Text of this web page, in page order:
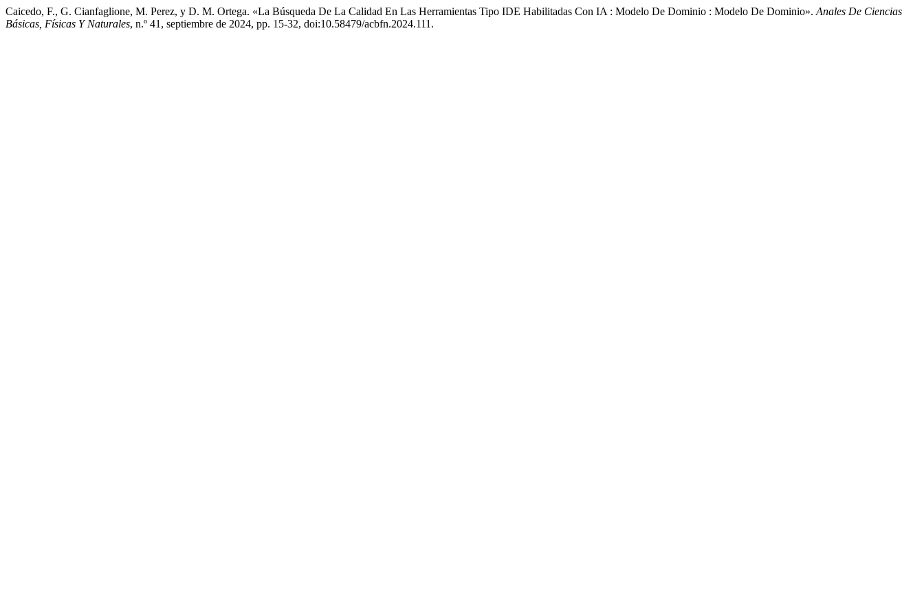
Caicedo, F., G. Cianfaglione, M. Perez, y D. M. Ortega. «La Búsqueda De La Calidad En Las Herramientas Tipo IDE Habilitadas Con IA : Modelo De Dominio : Modelo De Dominio». Anales De Ciencias
Básicas, Físicas Y Naturales, n.º 41, septiembre de 2024, pp. 15-32, doi:10.58479/acbfn.2024.111.